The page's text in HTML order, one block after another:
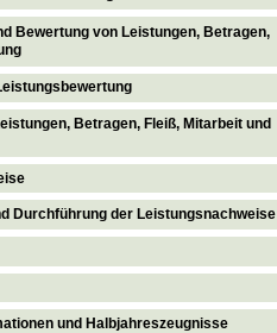
Bewertung von Leistungen, Betragen,
Betragen, Fleiß, Mitarbeit und
Durchführung der Leistungsnachweise
und Halbjahreszeugnisse